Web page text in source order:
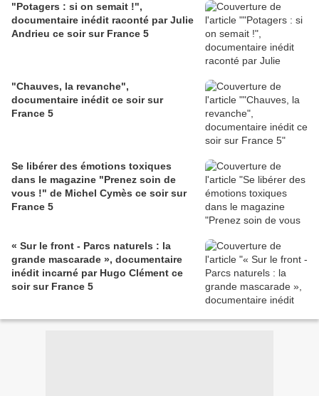
"Potagers : si on semait !",
documentaire inédit raconté par Julie
Andrieu ce soir sur France 5
"Chauves, la revanche",
documentaire inédit ce soir sur
France 5
Se libérer des émotions toxiques
dans le magazine "Prenez soin de
vous !" de Michel Cymès ce soir sur
France 5
« Sur le front - Parcs naturels : la
grande mascarade », documentaire
inédit incarné par Hugo Clément ce
soir sur France 5